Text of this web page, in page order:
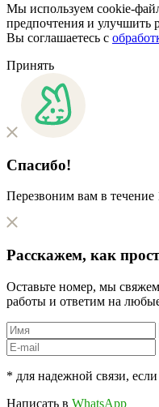
Мы используем cookie-
предпочтения и улучшить
Вы соглашаетесь с
Принять
Спасибо!
Перезвоним вам в течение
Расскажем, как
Оставьте номер, мы
работы и ответим на
* для надежной связи,
Написать в WhatsApp